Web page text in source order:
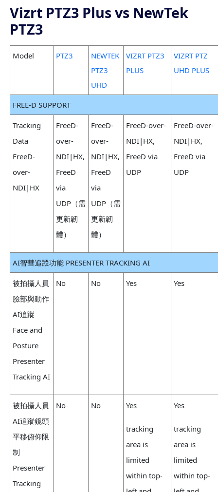
Vizrt PTZ3 Plus vs NewTek
PTZ3
Model PTZ3
NEWTEK
PTZ3
UHD
VIZRT PTZ3
PLUS
VIZRT PTZ
UHD PLUS
FREE-D SUPPORT
Tracking
Data
FreeD-
over-
NDI|HX
FreeD-
over-
NDI|HX,
FreeD
via
UDP（需
更新韌
體）
FreeD-
over-
NDI|HX,
FreeD
via
UDP（需
更新韌
體）
FreeD-over-
NDI|HX,
FreeD via
UDP
FreeD-over-
NDI|HX,
FreeD via
UDP
AI智彗追蹤功能 PRESENTER TRACKING AI
被拍攝人員
臉部與動作
AI追蹤
Face and
Posture
Presenter
Tracking AI
No No Yes Yes
被拍攝人員
AI追蹤鏡頭
平移俯仰限
制
Presenter
Tracking
No No Yes
tracking
area is
limited
within top-
Yes
tracking
area is
limited
within top-